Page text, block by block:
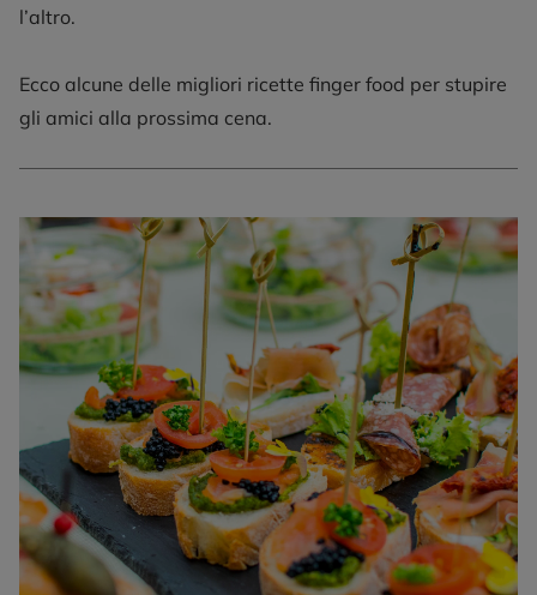
l’altro.
Ecco alcune delle migliori ricette finger food per stupire
gli amici alla prossima cena.